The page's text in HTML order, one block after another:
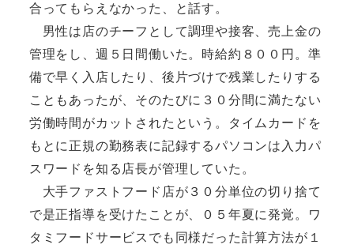
合ってもらえなかった、と話す。
男性は店のチーフとして調理や接客、売上金の
管理をし、週５日間働いた。時給約８００円。準
備で早く入店したり、後片づけで残業したりする
こともあったが、そのたびに３０分間に満たない
労働時間がカットされたという。タイムカードを
もとに正規の勤務表に記録するパソコンは入力パ
スワードを知る店長が管理していた。
大手ファストフード店が３０分単位の切り捨て
で是正指導を受けたことが、０５年夏に発覚。ワ
タミフードサービスでも同様だった計算方法が１